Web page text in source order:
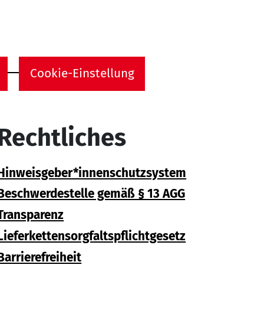
Cookie-Einstellung
gemäß § 13 AGG